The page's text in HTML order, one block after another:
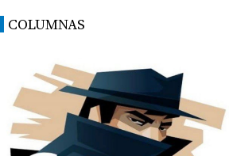
COLUMNAS